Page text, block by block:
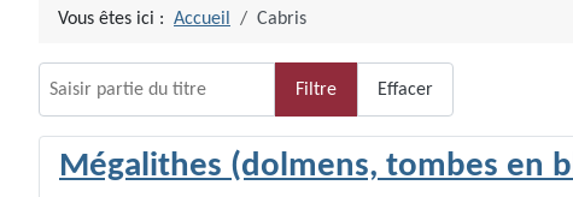
Vous êtes ici : Accueil Cabris
Filtre Effacer
Mégalithes (dolmens, tombes en